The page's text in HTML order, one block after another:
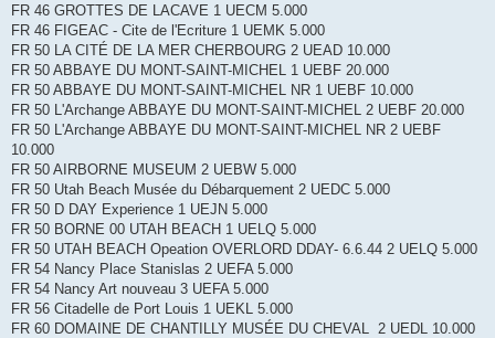
FR 46 GROTTES DE LACAVE 1 UECM 5.000
FR 46 FIGEAC - Cite de l'Ecriture 1 UEMK 5.000
FR 50 LA CITÉ DE LA MER CHERBOURG 2 UEAD 10.000
FR 50 ABBAYE DU MONT-SAINT-MICHEL 1 UEBF 20.000
FR 50 ABBAYE DU MONT-SAINT-MICHEL NR 1 UEBF 10.000
FR 50 L'Archange ABBAYE DU MONT-SAINT-MICHEL 2 UEBF 20.000
FR 50 L'Archange ABBAYE DU MONT-SAINT-MICHEL NR 2 UEBF
10.000
FR 50 AIRBORNE MUSEUM 2 UEBW 5.000
FR 50 Utah Beach Musée du Débarquement 2 UEDC 5.000
FR 50 D DAY Experience 1 UEJN 5.000
FR 50 BORNE 00 UTAH BEACH 1 UELQ 5.000
FR 50 UTAH BEACH Opeation OVERLORD DDAY- 6.6.44 2 UELQ 5.000
FR 54 Nancy Place Stanislas 2 UEFA 5.000
FR 54 Nancy Art nouveau 3 UEFA 5.000
FR 56 Citadelle de Port Louis 1 UEKL 5.000
FR 60 DOMAINE DE CHANTILLY MUSÉE DU CHEVAL 2 UEDL 10.000